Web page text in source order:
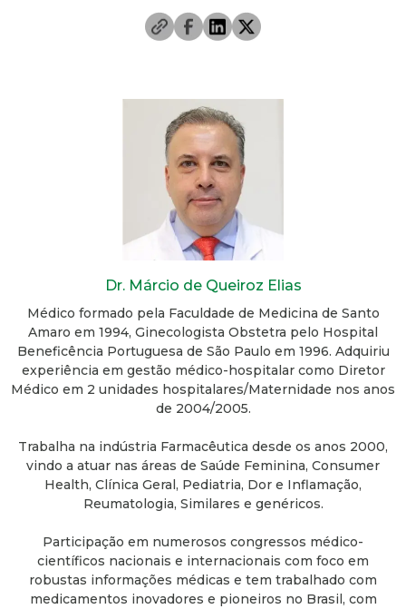
Dr. Márcio de Queiroz Elias
Médico formado pela Faculdade de Medicina de Santo
Amaro em 1994, Ginecologista Obstetra pelo Hospital
Beneficência Portuguesa de São Paulo em 1996. Adquiriu
experiência em gestão médico-hospitalar como Diretor
Médico em 2 unidades hospitalares/Maternidade nos anos
de 2004/2005.
Trabalha na indústria Farmacêutica desde os anos 2000,
vindo a atuar nas áreas de Saúde Feminina, Consumer
Health, Clínica Geral, Pediatria, Dor e Inflamação,
Reumatologia, Similares e genéricos.
Participação em numerosos congressos médico-
científicos nacionais e internacionais com foco em
robustas informações médicas e tem trabalhado com
medicamentos inovadores e pioneiros no Brasil, com